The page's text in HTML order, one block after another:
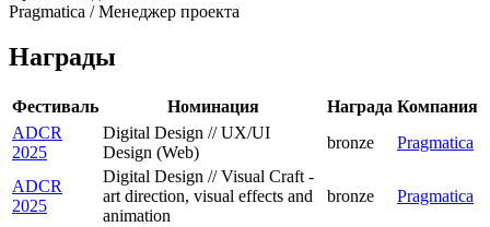
Pragmatica / Менеджер проекта
Награды
Фестиваль Номинация Награда Компания
ADCR
2025
Digital Design // UX/UI
Design (Web)
bronze Pragmatica
ADCR
2025
Digital Design // Visual Craft -
art direction, visual effects and
animation
bronze Pragmatica